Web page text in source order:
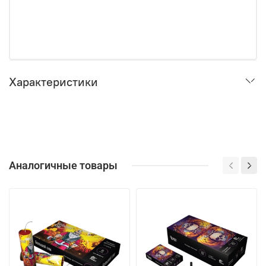
Характеристики
Аналогичные товары